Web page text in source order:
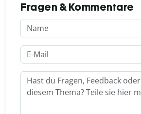
Fragen & Kommentare